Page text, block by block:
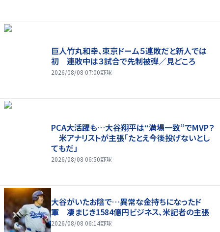
巨人竹丸和幸、東京ドーム５連敗だと新人では
初 連敗中は３試合で先制被弾／見どころ
2026/08/08 07:00野球
PCA大活躍も…大谷翔平は“満場一致”でMVP？
米アナリストが主張「たとえ今後投げないとし
てもだ」
2026/08/08 06:50野球
大谷がいたお陰で…異常な金持ちになったド
軍 凄まじき1584億円ビジネス、米記者の主張
2026/08/08 06:14野球